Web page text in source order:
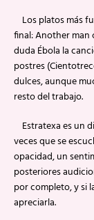
Los platos más
final: Another
duda Ébola la
postres
dulces, aunque
resto del trabajo.
Estratexa es un
veces que se
opacidad, un
posteriores
por completo, y si
apreciarla.